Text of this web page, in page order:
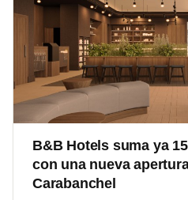
B&B Hotels suma ya
con una nueva
Carabanchel